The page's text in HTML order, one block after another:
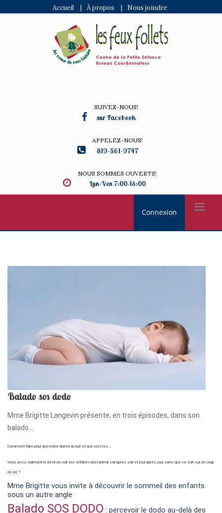
Accueil | À propos | Nous joindre
SUIVEZ-NOUS!
sur Facebook
APPELEZ-NOUS!
819-561-9747
NOUS SOMMES OUVERTS!
Lun-Ven 7:00-18:00
Connexion
Balado sos dodo
Mme Brigitte Langevin présente, en trois épisodes, dans son
balado...
Comment faire pour que bébé dorme la nuit et aux siestes...
Vous avez vraiment le désir de voir vos enfants bien dormir soir après soir et jour après jour, sans que ce soit sur un coup
de dé ?
Mme Brigitte vous invite à découvrir le sommeil des enfants
sous un autre angle
Balado SOS DODO : percevoir le dodo au-delà des